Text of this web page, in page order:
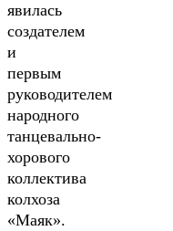
явилась
создателем
и
первым
руководителем
народного
танцевально-
хорового
коллектива
колхоза
«Маяк».